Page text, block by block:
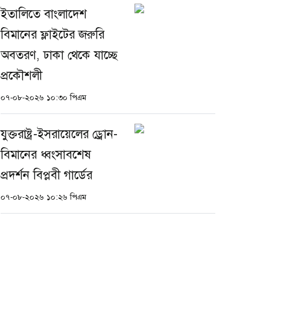
ইতালিতে বাংলাদেশ
বিমানের ফ্লাইটের জরুরি
অবতরণ, ঢাকা থেকে যাচ্ছে
প্রকৌশলী
০৭-০৮-২০২৬ ১০:৩০ পিএম
যুক্তরাষ্ট্র-ইসরায়েলের ড্রোন-
বিমানের ধ্বংসাবশেষ
প্রদর্শন বিপ্লবী গার্ডের
০৭-০৮-২০২৬ ১০:২৬ পিএম